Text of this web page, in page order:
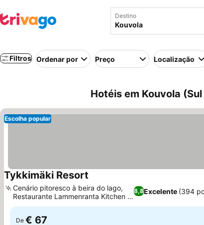
Destino
Filtros Ordenar por Preço Localização
Hotéis em Kouvola
Escolha popular
Tykkimäki Resort
8,8Excelente (394
Cenário pitoresco à beira do lago,
Restaurante Lammenranta Kitchen &
Bar
De € 67